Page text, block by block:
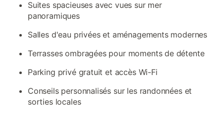
Suites spacieuses avec vues sur mer
panoramiques
Salles d'eau privées et aménagements modernes
Terrasses ombragées pour moments de détente
Parking privé gratuit et accès Wi-Fi
Conseils personnalisés sur les randonnées et
sorties locales